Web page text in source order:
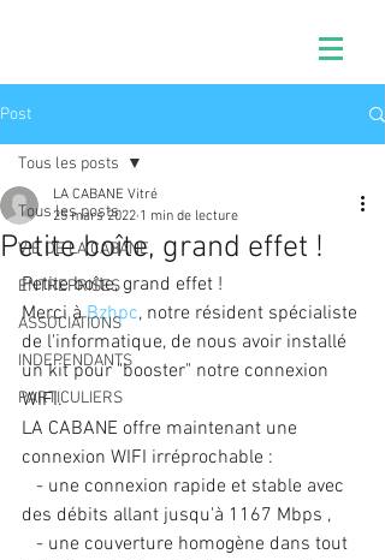
Post
Tous les posts
VIE DE LA CABANE
ENTREPRISES
ASSOCIATIONS
INDEPENDANTS
PARTICULIERS
Tous les posts
Petite boîte, grand effet !
LA CABANE Vitré
25 mars 2022 1 min de lecture
Petite boîte, grand effet !
Merci à Bzhpc, notre résident spécialiste
de l'informatique, de nous avoir installé
un kit pour "booster" notre connexion
WIFI.
LA CABANE offre maintenant une
connexion WIFI irréprochable :
des débits allant jusqu'à 1167 Mbps ,